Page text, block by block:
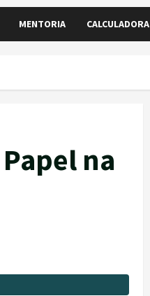
MENTORIA CALCULADORA
na